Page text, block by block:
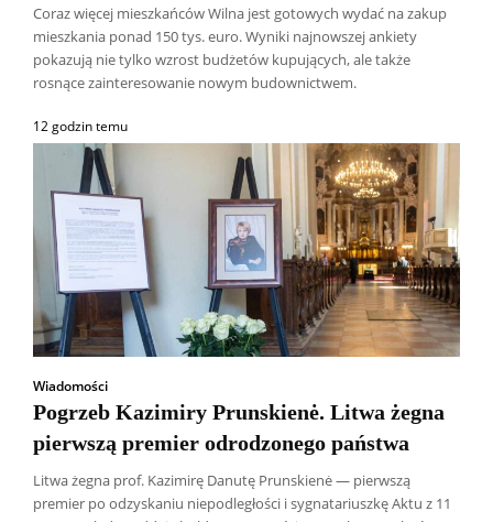
Coraz więcej mieszkańców Wilna jest gotowych wydać na zakup
mieszkania ponad 150 tys. euro. Wyniki najnowszej ankiety
pokazują nie tylko wzrost budżetów kupujących, ale także
rosnące zainteresowanie nowym budownictwem.
12 godzin temu
Wiadomości
Pogrzeb Kazimiry Prunskienė. Litwa żegna
pierwszą premier odrodzonego państwa
Litwa żegna prof. Kazimirę Danutę Prunskienė — pierwszą
premier po odzyskaniu niepodległości i sygnatariuszkę Aktu z 11